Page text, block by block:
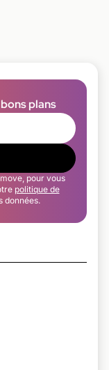
plans
pour vous
politique de
données.